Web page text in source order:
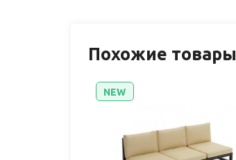
Похожие товары
NEW